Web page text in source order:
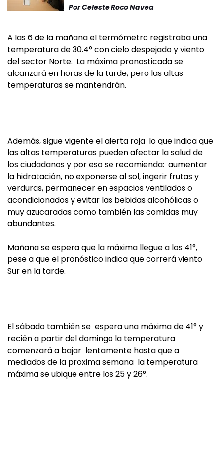
PorCeleste Roco Navea
A las 6 de la mañana el termómetro registraba una
temperatura de 30.4° con cielo despejado y viento
del sector Norte. La máxima pronosticada se
alcanzará en horas de la tarde, pero las altas
temperaturas se mantendrán.
Además, sigue vigente el alerta roja lo que indica que
las altas temperaturas pueden afectar la salud de
los ciudadanos y por eso se recomienda: aumentar
la hidratación, no exponerse al sol, ingerir frutas y
verduras, permanecer en espacios ventilados o
acondicionados y evitar las bebidas alcohólicas o
muy azucaradas como también las comidas muy
abundantes.
Mañana se espera que la máxima llegue a los 41°,
pese a que el pronóstico indica que correrá viento
Sur en la tarde.
El sábado también se espera una máxima de 41° y
recién a partir del domingo la temperatura
comenzará a bajar lentamente hasta que a
mediados de la proxima semana la temperatura
máxima se ubique entre los 25 y 26°.